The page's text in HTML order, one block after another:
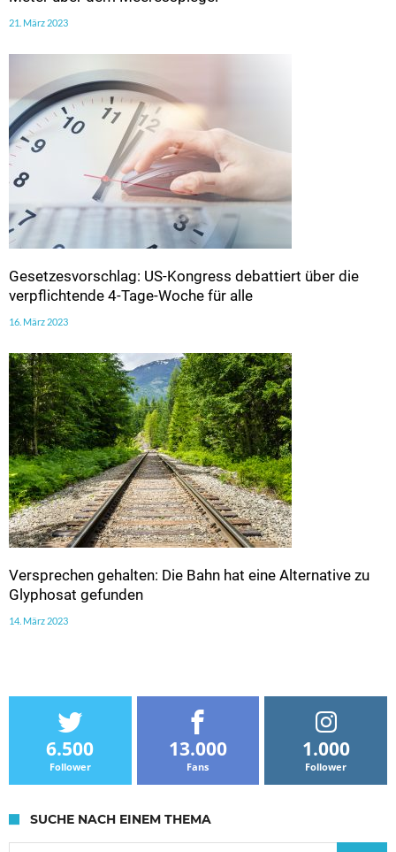
21. März 2023
Gesetzesvorschlag: US-Kongress debattiert über die
verpflichtende 4-Tage-Woche für alle
16. März 2023
Versprechen gehalten: Die Bahn hat eine Alternative zu
Glyphosat gefunden
14. März 2023
6.500
Follower
13.000
Fans
1.000
Follower
SUCHE NACH EINEM THEMA
Suche nach: